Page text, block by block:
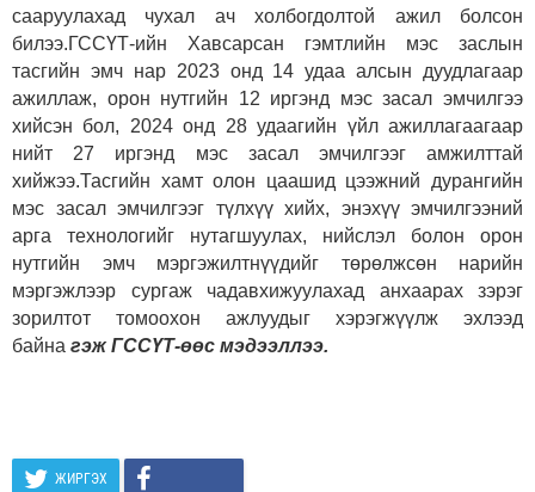
сааруулахад чухал ач холбогдолтой ажил болсон
билээ.ГССҮТ-ийн Хавсарсан гэмтлийн мэс заслын
тасгийн эмч нар 2023 онд 14 удаа алсын дуудлагаар
ажиллаж, орон нутгийн 12 иргэнд мэс засал эмчилгээ
хийсэн бол, 2024 онд 28 удаагийн үйл ажиллагаагаар
нийт 27 иргэнд мэс засал эмчилгээг амжилттай
хийжээ.Тасгийн хамт олон цаашид цээжний дурангийн
мэс засал эмчилгээг түлхүү хийх, энэхүү эмчилгээний
арга технологийг нутагшуулах, нийслэл болон орон
нутгийн эмч мэргэжилтнүүдийг төрөлжсөн нарийн
мэргэжлээр сургаж чадавхижуулахад анхаарах зэрэг
зорилтот томоохон ажлуудыг хэрэгжүүлж эхлээд
байна гэж ГССҮТ-өөс мэдээллээ.
ЖИРГЭХ